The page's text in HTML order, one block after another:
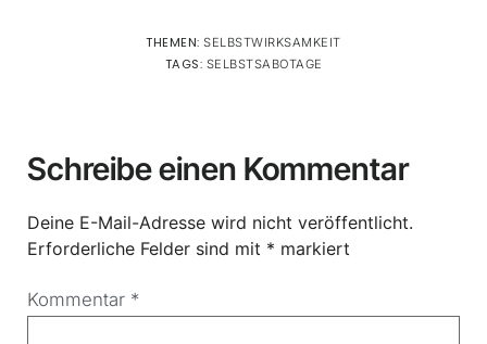
THEMEN: SELBSTWIRKSAMKEIT
TAGS: SELBSTSABOTAGE
Schreibe einen Kommentar
Deine E-Mail-Adresse wird nicht veröffentlicht.
Erforderliche Felder sind mit * markiert
Kommentar *